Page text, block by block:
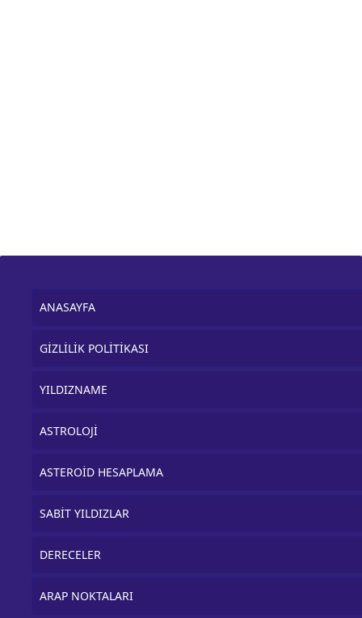
ANASAYFA
GİZLİLİK POLİTİKASI
YILDIZNAME
ASTROLOJİ
ASTEROİD HESAPLAMA
SABİT YILDIZLAR
DERECELER
ARAP NOKTALARI